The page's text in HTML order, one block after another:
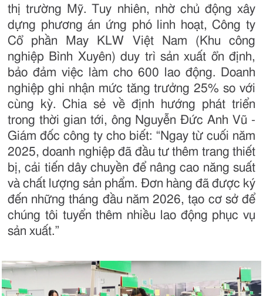
thị trường Mỹ. Tuy nhiên, nhờ chủ động xây
dựng phương án ứng phó linh hoạt, Công ty
Cổ phần May KLW Việt Nam (Khu công
nghiệp Bình Xuyên) duy trì sản xuất ổn định,
bảo đảm việc làm cho 600 lao động. Doanh
nghiệp ghi nhận mức tăng trưởng 25% so với
cùng kỳ. Chia sẻ về định hướng phát triển
trong thời gian tới, ông Nguyễn Đức Anh Vũ -
Giám đốc công ty cho biết: “Ngay từ cuối năm
2025, doanh nghiệp đã đầu tư thêm trang thiết
bị, cải tiến dây chuyền để nâng cao năng suất
và chất lượng sản phẩm. Đơn hàng đã được ký
đến những tháng đầu năm 2026, tạo cơ sở để
chúng tôi tuyển thêm nhiều lao động phục vụ
sản xuất.”